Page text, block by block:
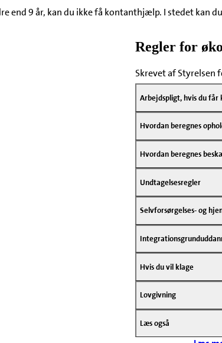
end 9 år, kan du ikke få kontanthjælp. I stedet
Regler for
Skrevet af Styrelsen
Arbejdspligt, hvis du
Hvordan beregnes
Hvordan beregnes
Undtagelsesregler
Selvforsørgelses- og
Hvis du vil klage
Lovgivning
Læs også